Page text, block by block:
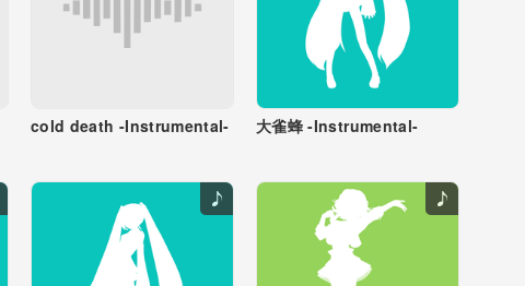
cold death -Instrumental- 大雀蜂 -Instrumental-